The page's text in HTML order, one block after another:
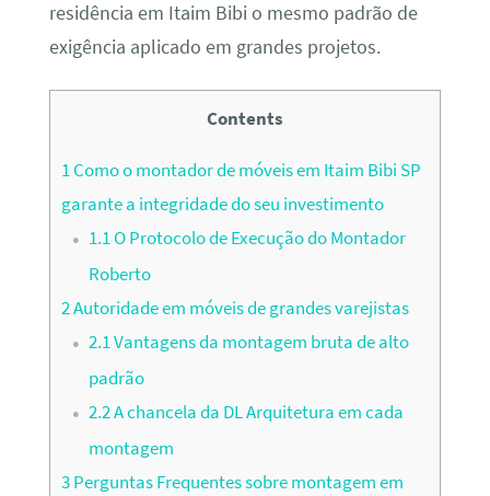
residência em Itaim Bibi o mesmo padrão de
exigência aplicado em grandes projetos.
Contents
1Como o montador de móveis em Itaim Bibi SP
garante a integridade do seu investimento
1.1O Protocolo de Execução do Montador
Roberto
2Autoridade em móveis de grandes varejistas
2.1Vantagens da montagem bruta de alto
padrão
2.2A chancela da DL Arquitetura em cada
montagem
3Perguntas Frequentes sobre montagem em